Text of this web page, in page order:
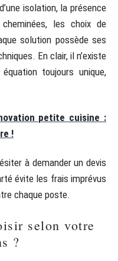
isolation, la présence
les choix de
solution possède ses
En clair, il n’existe
toujours unique,
petite cuisine :
!
à demander un devis
évite les frais imprévus
chaque poste.
selon votre
?